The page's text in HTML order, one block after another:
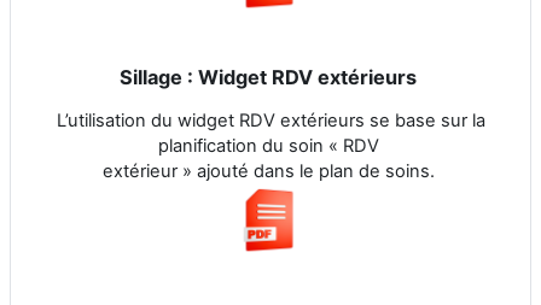
Sillage : Widget RDV extérieurs
L’utilisation du widget RDV extérieurs se base sur la
planification du soin « RDV
extérieur » ajouté dans le plan de soins.